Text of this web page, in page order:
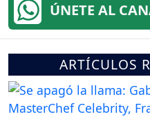
ÚNETE AL
ARTÍCULOS